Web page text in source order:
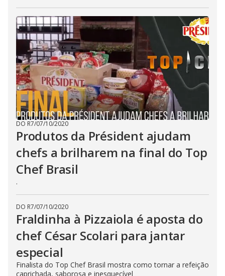
DO R7/07/10/2020
Produtos da Président ajudam
chefs a brilharem na final do Top
Chef Brasil
.
DO R7/07/10/2020
Fraldinha à Pizzaiola é aposta do
chef César Scolari para jantar
especial
Finalista do Top Chef Brasil mostra como tornar a refeição
caprichada, saborosa e inesquecível